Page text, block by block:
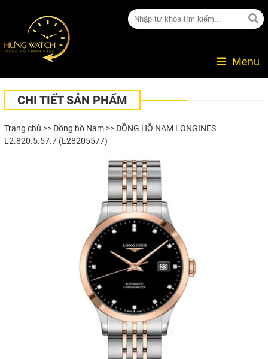
Menu
CHI TIẾT SẢN PHẨM
Trang chủ >>Đồng hồ Nam>> ĐỒNG HỒ NAM LONGINES
L2.820.5.57.7 (L28205577)